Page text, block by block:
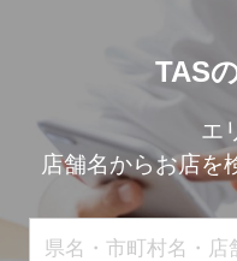
TAS
エ
店舗名からお店を